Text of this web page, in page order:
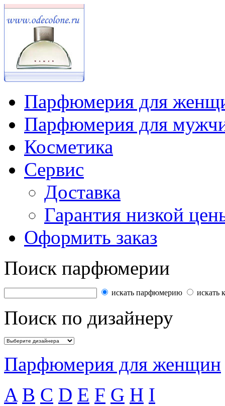
Парфюмерия для
Парфюмерия для
Косметика
Сервис
Доставка
Гарантия низкой
Оформить заказ
Поиск парфюмерии
искать парфюмерию искать
Поиск по дизайнеру
Парфюмерия для женщин
A B C D E F G H I